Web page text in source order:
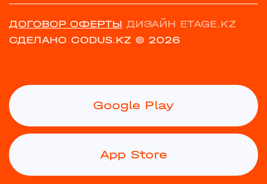
ДОГОВОР ОФЕРТЫ ДИЗАЙН ETAGE.KZ
СДЕЛАНО CODUS.KZ © 2026
Google Play
App Store